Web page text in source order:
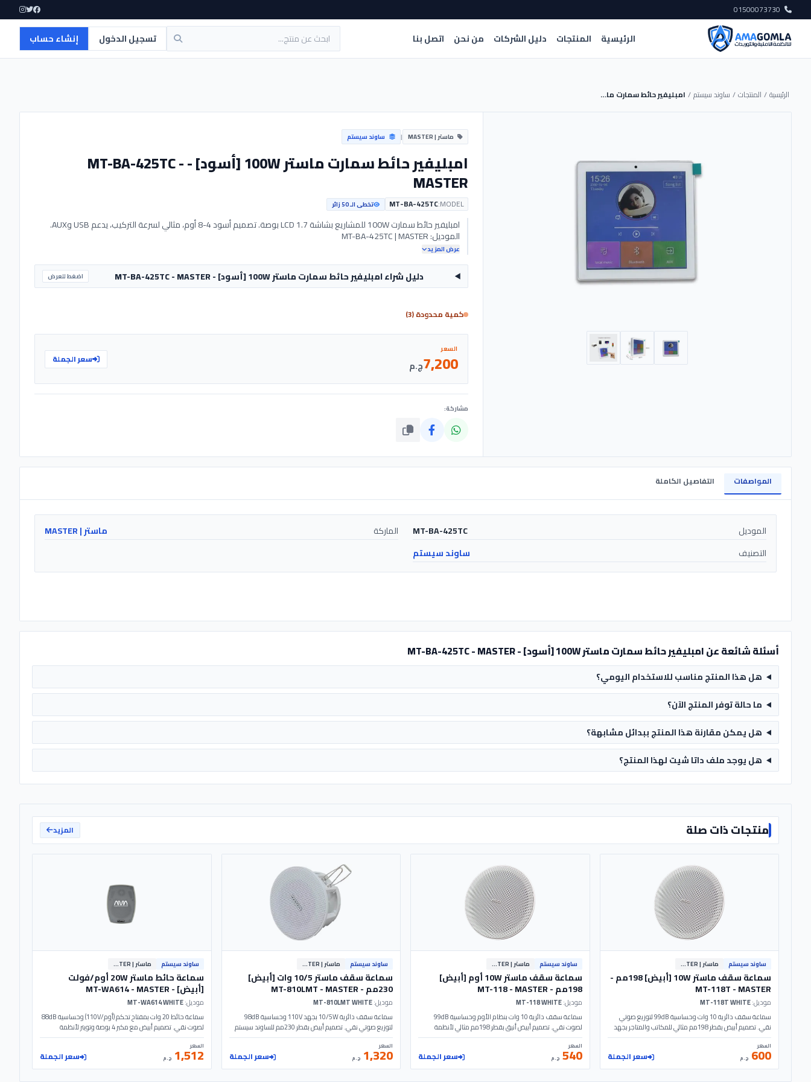
الرئيسية المنتجات دليل الشركات من نحن اتصل بنا تسجيل الدخول إنشاء حساب
الرئيسية/ المنتجات/ ساوند سيستم/ امبليفير حائط سمارت ماستر 100W [أسود] - MT-BA-425TC - MASTER
ماستر | MASTER | ساوند سيستم
امبليفير حائط سمارت ماستر 100W [أسود] - MT-BA-425TC -
MASTER
MODEL:
MT-BA-425TC تخطى الـ 50 زائر
امبليفير حائط سمارت 100W للمشاريع بشاشة LCD 1.7 بوصة. تصميم أسود 4-8 أوم، مثالي لسرعة التركيب، يدعم USB وAUX.
الموديل: MT-BA-425TC | MASTER
عرض المزيد
دليل شراء امبليفير حائط سمارت ماستر 100W [أسود] - MT-BA-425TC - MASTER اضغط للعرض
كمية محدودة (3)
السعر
7,200ج.م سعر الجملة
مشاركة:
المواصفات التفاصيل الكاملة
الموديل MT-BA-425TC الماركة
ماستر | MASTER
التصنيف
ساوند سيستم
أسئلة شائعة عن امبليفير حائط سمارت ماستر 100W [أسود] - MT-BA-425TC - MASTER
هل هذا المنتج مناسب للاستخدام اليومي؟
ما حالة توفر المنتج الآن؟
هل يمكن مقارنة هذا المنتج ببدائل مشابهة؟
هل يوجد ملف داتا شيت لهذا المنتج؟
منتجات ذات صلة المزيد
ساوند سيستم ماستر | MASTER
سماعة سقف ماستر 10W [أبيض] 198مم -
MT-118T - MASTER
موديل:
سماعة سقف دائرية 10 وات وحساسية 99dB لتوزيع صوتي
نقي. تصميم أبيض بقطر 198مم مثالي للمكاتب والمتاجر بجهد
110V. الموديل: MT-118T | MASTER
السعر
600 ج.م سعر الجملة
ساوند سيستم ماستر | MASTER
سماعة سقف ماستر 10W أوم [أبيض]
198مم - MT-118 - MASTER
موديل:MT-118 WHITE
سماعة سقف دائرية 10 وات بنظام الأوم وحساسية 99dB
لصوت نقي. تصميم أبيض أنيق بقطر 198مم مثالي لأنظمة
الساوند سيستم والمتاجر. الموديل: MT-118 | MASTER
السعر
540 ج.م سعر الجملة
ساوند سيستم ماستر | MASTER
سماعة سقف ماستر 10/5 وات [أبيض]
230مم - MT-810LMT - MASTER
موديل:
سماعة سقف دائرية 10/5W بجهد 110V وحساسية 98dB
لتوزيع صوتي نقي. تصميم أبيض بقطر 230مم للساوند سيستم
في المشروعات والمتاجر. الموديل: MT-810LMT | MASTER
السعر
1,320 ج.م سعر الجملة
ساوند سيستم ماستر | MASTER
سماعة حائط ماستر 20W أوم/فولت
[أبيض] - MT-WA614 - MASTER
موديل:MT-WA614 WHITE
سماعة حائط 20 وات بمفتاح تحكم (أوم/110V) وحساسية 88dB
لصوت نقي. تصميم أبيض مع مكبر 4 بوصة وتويتر لأنظمة
الساوند سيستم. الموديل: MT-WA614 | MASTER
السعر
1,512 ج.م سعر الجملة